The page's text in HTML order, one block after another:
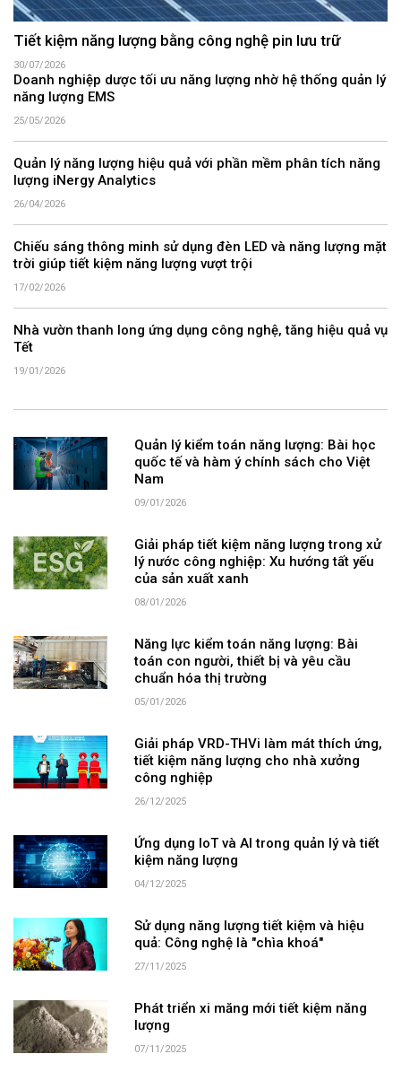
Tiết kiệm năng lượng bằng công nghệ pin lưu trữ
30/07/2026
Doanh nghiệp dược tối ưu năng lượng nhờ hệ thống quản lý
năng lượng EMS
25/05/2026
Quản lý năng lượng hiệu quả với phần mềm phân tích năng
lượng iNergy Analytics
26/04/2026
Chiếu sáng thông minh sử dụng đèn LED và năng lượng mặt
trời giúp tiết kiệm năng lượng vượt trội
17/02/2026
Nhà vườn thanh long ứng dụng công nghệ, tăng hiệu quả vụ
Tết
19/01/2026
Quản lý kiểm toán năng lượng: Bài học
quốc tế và hàm ý chính sách cho Việt
Nam
09/01/2026
Giải pháp tiết kiệm năng lượng trong xử
lý nước công nghiệp: Xu hướng tất yếu
của sản xuất xanh
08/01/2026
Năng lực kiểm toán năng lượng: Bài
toán con người, thiết bị và yêu cầu
chuẩn hóa thị trường
05/01/2026
Giải pháp VRD-THVi làm mát thích ứng,
tiết kiệm năng lượng cho nhà xưởng
công nghiệp
26/12/2025
Ứng dụng IoT và AI trong quản lý và tiết
kiệm năng lượng
04/12/2025
Sử dụng năng lượng tiết kiệm và hiệu
quả: Công nghệ là "chìa khoá"
27/11/2025
Phát triển xi măng mới tiết kiệm năng
lượng
07/11/2025